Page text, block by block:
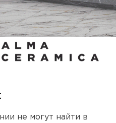
не могут найти в